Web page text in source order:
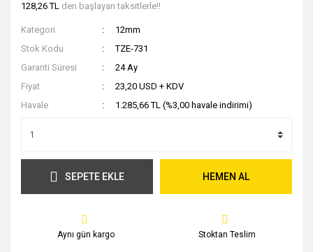
128,26 TL den başlayan taksitlerle!!
Kategori
12mm
Stok Kodu
TZE-731
Garanti Süresi
24 Ay
Fiyat
23,20 USD + KDV
Havale
1.285,66 TL (%3,00 havale indirimi)
SEPETE EKLE HEMEN AL
Aynı gün kargo Stoktan Teslim